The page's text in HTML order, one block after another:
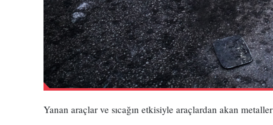
Yanan araçlar ve sıcağın etkisiyle araçlardan akan metaller